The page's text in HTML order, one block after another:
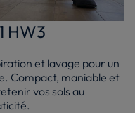
HW3
et lavage pour un
Compact, maniable et
vos sols au